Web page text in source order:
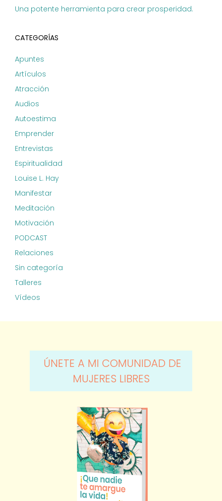
Una potente herramienta para crear prosperidad.
CATEGORÍAS
Apuntes
Artículos
Atracción
Audios
Autoestima
Emprender
Entrevistas
Espiritualidad
Louise L. Hay
Manifestar
Meditación
Motivación
PODCAST
Relaciones
Sin categoría
Talleres
Vídeos
ÚNETE A MI COMUNIDAD DE
MUJERES LIBRES